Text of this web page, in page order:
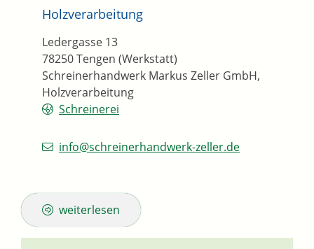
Holzverarbeitung
Schreinerhandwerk Markus Zeller GmbH,
Holzverarbeitung
Ledergasse 13
78250Tengen (Werkstatt)
Schreinerei
info@schreinerhandwerk-zeller.de
weiterlesen